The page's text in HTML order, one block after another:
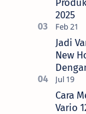
2025
Jadi
New
Cara
Vario